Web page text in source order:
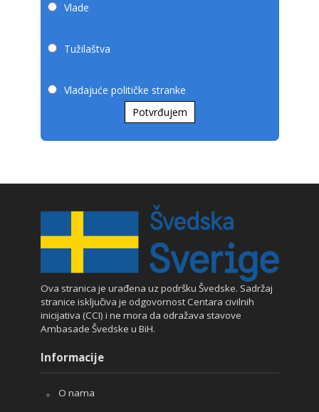
Vlade
Tužilaštva
Vladajuće političke stranke
Potvrđujem
Ova stranica je urađena uz podršku Švedske. Sadržaj
stranice isključiva je odgovornost Centara civilnih
inicijativa (CCI) i ne mora da odražava stavove
Ambasade Švedske u BiH.
Informacije
O nama